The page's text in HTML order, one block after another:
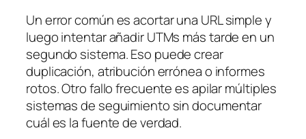
Un error común es acortar una URL simple y
luego intentar añadir UTMs más tarde en un
segundo sistema. Eso puede crear
duplicación, atribución errónea o informes
rotos. Otro fallo frecuente es apilar múltiples
sistemas de seguimiento sin documentar
cuál es la fuente de verdad.